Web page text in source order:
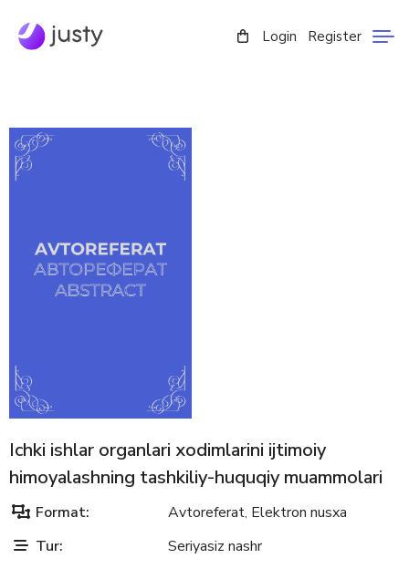
Login Register
Ichki ishlar organlari xodimlarini ijtimoiy
himoyalashning tashkiliy-huquqiy muammolari
Format: Avtoreferat, Elektron nusxa
Tur:
Seriyasiz nashr